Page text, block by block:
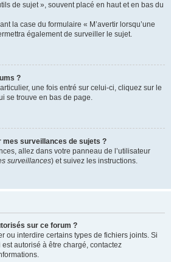
de sujet », souvent placé en haut et en bas du
la case du formulaire « M’avertir lorsqu’une
également de surveiller le sujet.
?
une fois entré sur celui-ci, cliquez sur le
se trouve en bas de page.
surveillances de sujets ?
allez dans votre panneau de l’utilisateur
surveillances) et suivez les instructions.
sur ce forum ?
ou interdire certains types de fichiers joints. Si
autorisé à être chargé, contactez